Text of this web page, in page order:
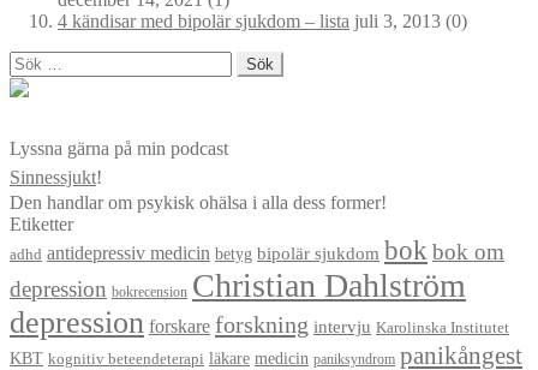
4 kändisar med bipolär sjukdom – lista juli 3, 2013 (0)
Sök
efter:
Lyssna gärna på min podcast
Sinnessjukt!
Den handlar om psykisk ohälsa i alla dess former!
Etiketter
adhd antidepressiv medicin betyg bipolär sjukdom bokbok om
depression
bokrecension Christian Dahlström
depression forskare forskning intervju Karolinska Institutet
KBT kognitiv beteendeterapi läkare medicin paniksyndrom panikångest